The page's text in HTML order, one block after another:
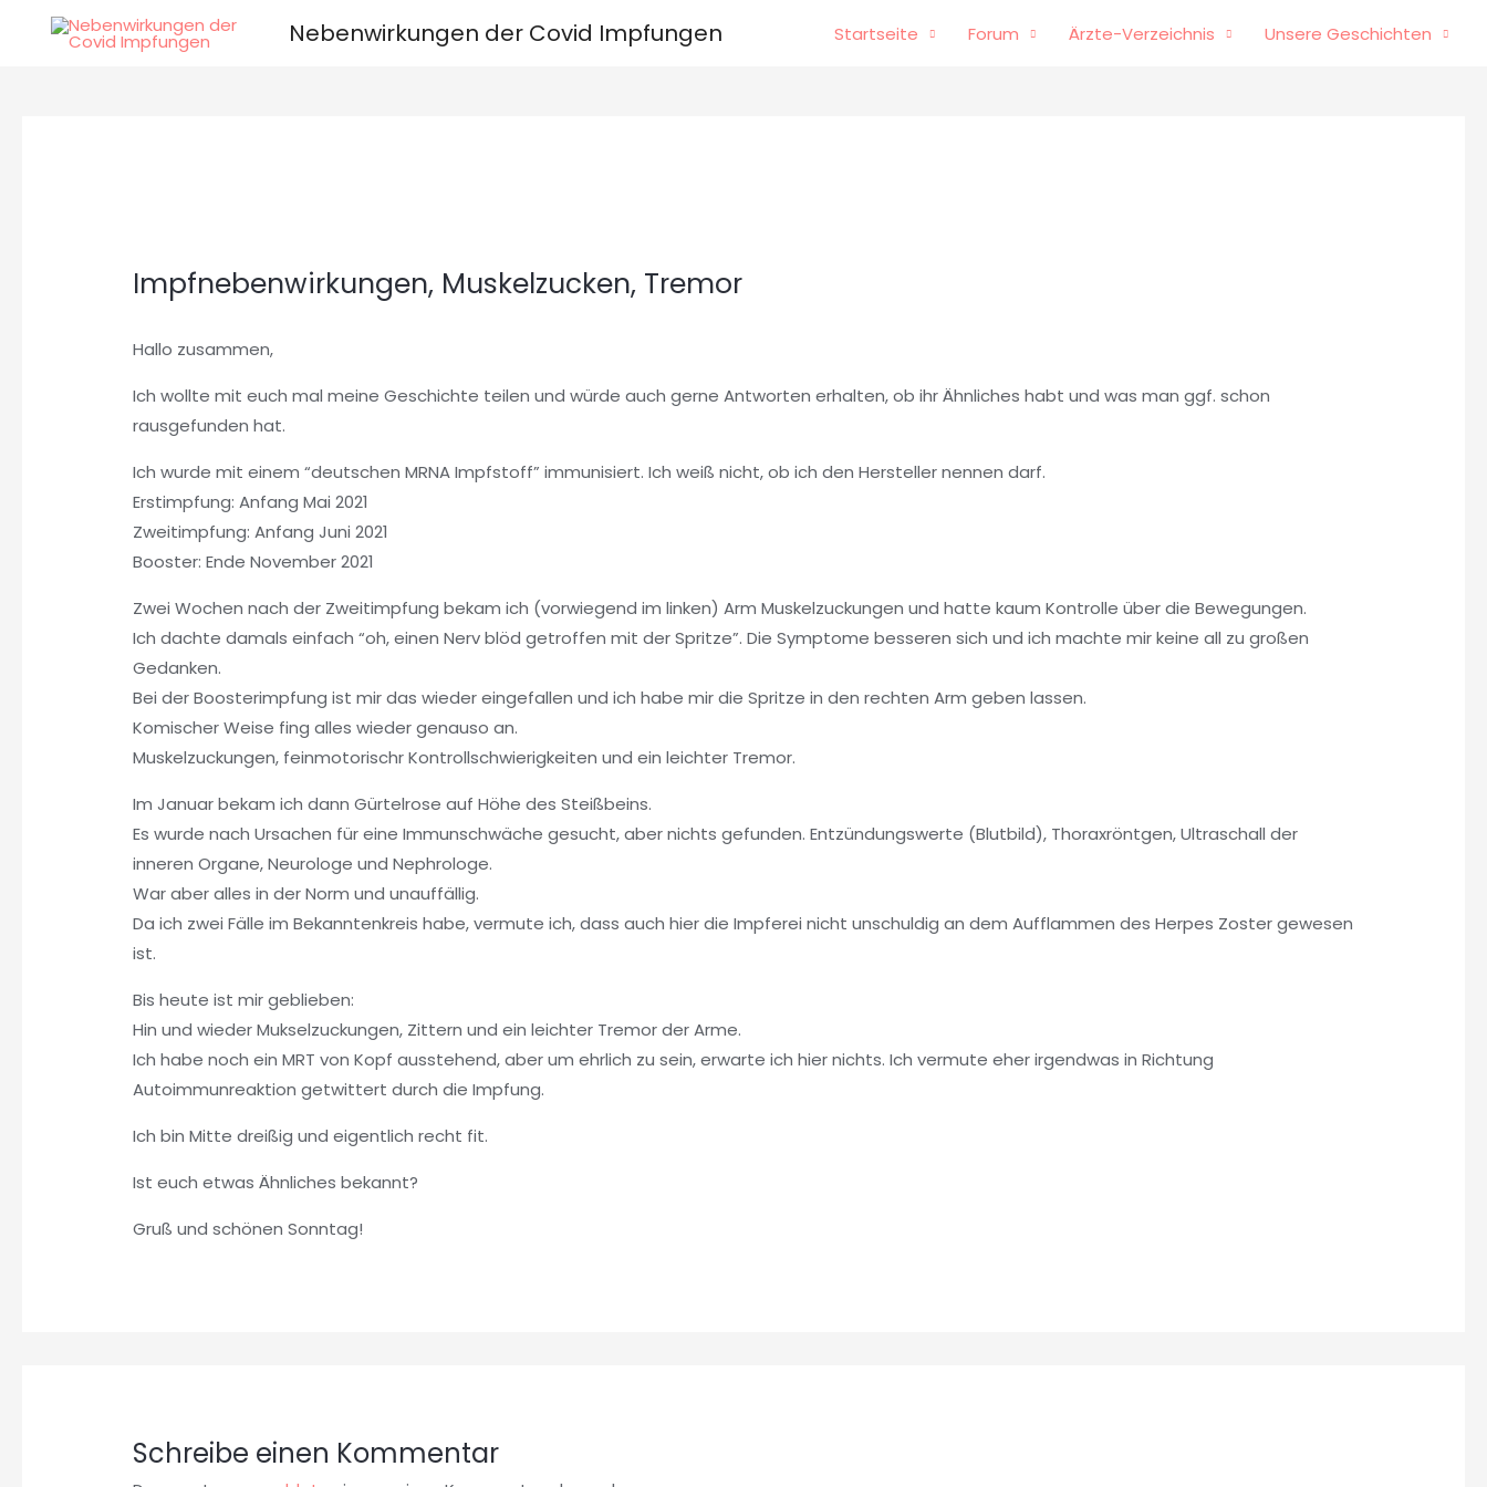
Nebenwirkungen der Covid Impfungen Startseite Forum Ärzte-Verzeichnis Unsere Geschichten
Impfnebenwirkungen, Muskelzucken, Tremor
Hallo zusammen,
Ich wollte mit euch mal meine Geschichte teilen und würde auch gerne Antworten erhalten, ob ihr Ähnliches habt und was man ggf. schon
rausgefunden hat.
Ich wurde mit einem “deutschen MRNA Impfstoff” immunisiert. Ich weiß nicht, ob ich den Hersteller nennen darf.
Erstimpfung: Anfang Mai 2021
Zweitimpfung: Anfang Juni 2021
Booster: Ende November 2021
Zwei Wochen nach der Zweitimpfung bekam ich (vorwiegend im linken) Arm Muskelzuckungen und hatte kaum Kontrolle über die Bewegungen.
Ich dachte damals einfach “oh, einen Nerv blöd getroffen mit der Spritze”. Die Symptome besseren sich und ich machte mir keine all zu großen
Gedanken.
Bei der Boosterimpfung ist mir das wieder eingefallen und ich habe mir die Spritze in den rechten Arm geben lassen.
Komischer Weise fing alles wieder genauso an.
Muskelzuckungen, feinmotorischr Kontrollschwierigkeiten und ein leichter Tremor.
Im Januar bekam ich dann Gürtelrose auf Höhe des Steißbeins.
Es wurde nach Ursachen für eine Immunschwäche gesucht, aber nichts gefunden. Entzündungswerte (Blutbild), Thoraxröntgen, Ultraschall der
inneren Organe, Neurologe und Nephrologe.
War aber alles in der Norm und unauffällig.
Da ich zwei Fälle im Bekanntenkreis habe, vermute ich, dass auch hier die Impferei nicht unschuldig an dem Aufflammen des Herpes Zoster gewesen
ist.
Bis heute ist mir geblieben:
Hin und wieder Mukselzuckungen, Zittern und ein leichter Tremor der Arme.
Ich habe noch ein MRT von Kopf ausstehend, aber um ehrlich zu sein, erwarte ich hier nichts. Ich vermute eher irgendwas in Richtung
Autoimmunreaktion getwittert durch die Impfung.
Ich bin Mitte dreißig und eigentlich recht fit.
Ist euch etwas Ähnliches bekannt?
Gruß und schönen Sonntag!
Schreibe einen Kommentar